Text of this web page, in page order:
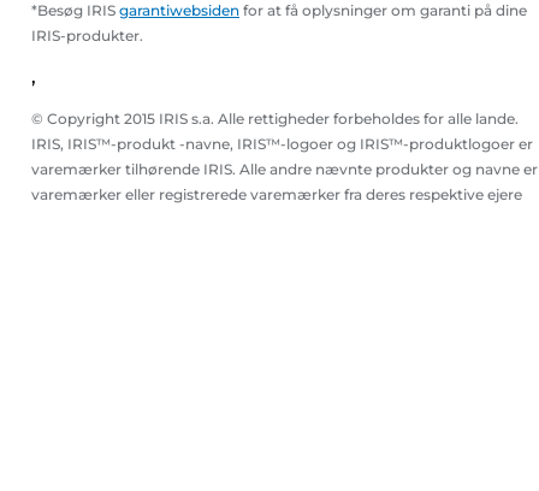
*Besøg IRIS garantiwebsiden for at få oplysninger om garanti på dine
IRIS-produkter.
,
© Copyright 2015 IRIS s.a. Alle rettigheder forbeholdes for alle lande.
IRIS, IRIS™-produkt -navne, IRIS™-logoer og IRIS™-produktlogoer er
varemærker tilhørende IRIS. Alle andre nævnte produkter og navne er
varemærker eller registrerede varemærker fra deres respektive ejere